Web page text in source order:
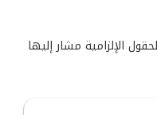
الإلزامية مشار إليها